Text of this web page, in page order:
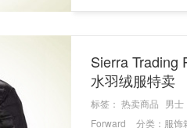
Sierra Trading
水羽绒服特卖
标签： 热卖商品 男士
Forward
分类： 服饰